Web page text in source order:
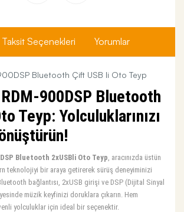
Taksit Seçenekleri Yorumlar
Bluetooth Çift USB li Oto Teyp
900DSP Bluetooth
Teyp: Yolculuklarınızı
Bluetooth 2xUSBli Oto Teyp , aracınızda üstün
teknolojiyi bir araya getirerek sürüş deneyiminizi
bağlantısı, 2xUSB girişi ve DSP (Dijital Sinyal
müzik keyfinizi doruklara çıkarın. Hem
yolculuklar için ideal bir seçenektir.